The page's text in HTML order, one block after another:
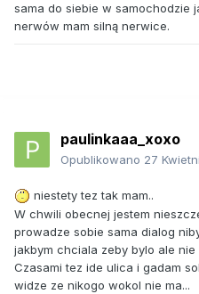
sama do siebie w samochodzie
nerwów mam silną nerwice.
paulinkaaa_xoxo
Opublikowano 27
niestety tez tak mam..
W chwili obecnej jestem
prowadze sobie sama dialog
jakbym chciala zeby bylo ale nie
Czasami tez ide ulica i gadam
widze ze nikogo wokol nie ma...